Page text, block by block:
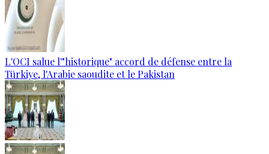
L'OCI salue l'"historique" accord de défense entre la
Türkiye, l'Arabie saoudite et le Pakistan